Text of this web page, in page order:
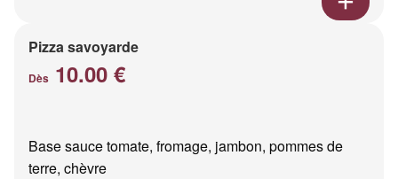
Pizza savoyarde
Dès 10.00 €
Base sauce tomate, fromage, jambon, pommes de
terre, chèvre